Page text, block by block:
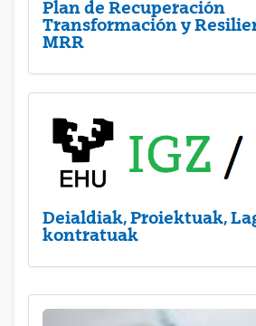
Plan de Recuperación
Transformación y
MRR
Deialdiak, Proiektuak,
kontratuak